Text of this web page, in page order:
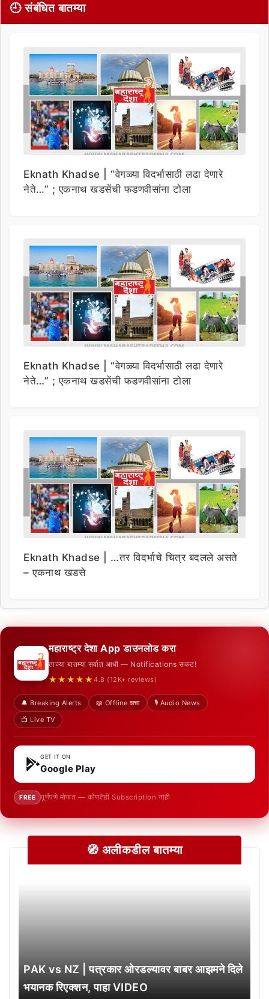
🕘 संबंधित बातम्या
Eknath Khadse | “वेगळ्या विदर्भासाठी लढा देणारे
नेते…” ; एकनाथ खडसेंची फडणवीसांना टोला
Eknath Khadse | “वेगळ्या विदर्भासाठी लढा देणारे
नेते…” ; एकनाथ खडसेंची फडणवीसांना टोला
Eknath Khadse | …तर विदर्भाचे चित्र बदलले असते
– एकनाथ खडसे
महाराष्ट्र देशा App डाउनलोड करा
ताज्या बातम्या सर्वात आधी — Notifications सकट!
★★★★★ 4.8 (12K+ reviews)
🔔 Breaking Alerts 📖 Offline वाचा
🎙️ Audio News
📺 Live TV
GET IT ON
Google Play
FREE पूर्णपणे मोफत — कोणतेही Subscription नाही
🧭 अलीकडील बातम्या
PAK vs NZ | पत्रकार ओरडल्यावर बाबर आझमने दिले
भयानक रिएक्शन, पाहा VIDEO